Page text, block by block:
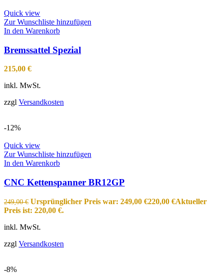
Quick view
Zur Wunschliste hinzufügen
In den Warenkorb
Bremssattel Spezial
215,00 €
inkl. MwSt.
zzgl Versandkosten
-12%
Quick view
Zur Wunschliste hinzufügen
In den Warenkorb
CNC Kettenspanner BR12GP
249,00€ Ursprünglicher Preis war: 249,00 €220,00 €Aktueller
Preis ist: 220,00 €.
inkl. MwSt.
zzgl Versandkosten
-8%